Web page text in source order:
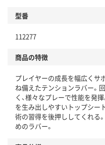
型番
112277
商品の特徴
プレイヤーの成長を幅広くサ
ね備えたテンションラバー。
く、様々なプレーで性能を発
を生み出しやすいトップシー
術の習得を後押ししてくれる
めのラバー。